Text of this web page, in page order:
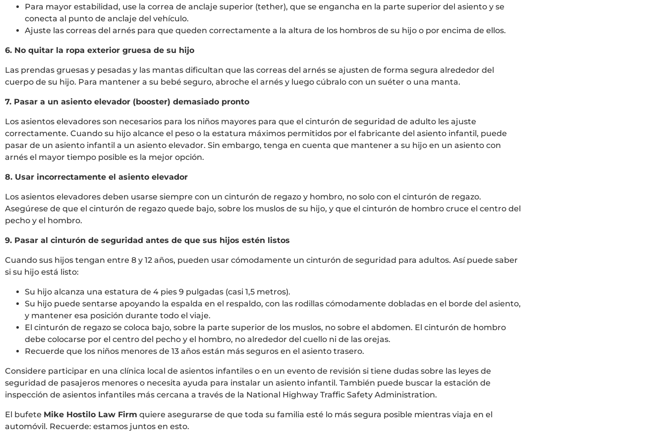
Para mayor estabilidad, use la correa de anclaje superior (tether), que se engancha en la parte superior del asiento y se
conecta al punto de anclaje del vehículo.
Ajuste las correas del arnés para que queden correctamente a la altura de los hombros de su hijo o por encima de ellos.
6. No quitar la ropa exterior gruesa de su hijo
Las prendas gruesas y pesadas y las mantas dificultan que las correas del arnés se ajusten de forma segura alrededor del
cuerpo de su hijo. Para mantener a su bebé seguro, abroche el arnés y luego cúbralo con un suéter o una manta.
7. Pasar a un asiento elevador (booster) demasiado pronto
Los asientos elevadores son necesarios para los niños mayores para que el cinturón de seguridad de adulto les ajuste
correctamente. Cuando su hijo alcance el peso o la estatura máximos permitidos por el fabricante del asiento infantil, puede
pasar de un asiento infantil a un asiento elevador. Sin embargo, tenga en cuenta que mantener a su hijo en un asiento con
arnés el mayor tiempo posible es la mejor opción.
8. Usar incorrectamente el asiento elevador
Los asientos elevadores deben usarse siempre con un cinturón de regazo y hombro, no solo con el cinturón de regazo.
Asegúrese de que el cinturón de regazo quede bajo, sobre los muslos de su hijo, y que el cinturón de hombro cruce el centro del
pecho y el hombro.
9. Pasar al cinturón de seguridad antes de que sus hijos estén listos
Cuando sus hijos tengan entre 8 y 12 años, pueden usar cómodamente un cinturón de seguridad para adultos. Así puede saber
si su hijo está listo:
Su hijo alcanza una estatura de 4 pies 9 pulgadas (casi 1,5 metros).
Su hijo puede sentarse apoyando la espalda en el respaldo, con las rodillas cómodamente dobladas en el borde del asiento,
y mantener esa posición durante todo el viaje.
El cinturón de regazo se coloca bajo, sobre la parte superior de los muslos, no sobre el abdomen. El cinturón de hombro
debe colocarse por el centro del pecho y el hombro, no alrededor del cuello ni de las orejas.
Recuerde que los niños menores de 13 años están más seguros en el asiento trasero.
Considere participar en una clínica local de asientos infantiles o en un evento de revisión si tiene dudas sobre las leyes de
seguridad de pasajeros menores o necesita ayuda para instalar un asiento infantil. También puede buscar la estación de
inspección de asientos infantiles más cercana a través de la National Highway Traffic Safety Administration.
El bufete Mike Hostilo Law Firm quiere asegurarse de que toda su familia esté lo más segura posible mientras viaja en el
automóvil. Recuerde: estamos juntos en esto.